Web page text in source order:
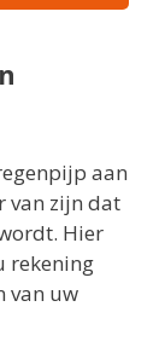
aan
van zijn dat
Hier
rekening
van uw